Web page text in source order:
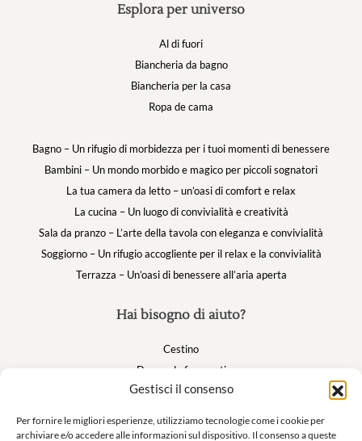
Gestisci il consenso
Per fornire le migliori esperienze, utilizziamo tecnologie come i cookie per
archiviare e/o accedere alle informazioni sul dispositivo. Il consenso a queste
Hai bisogno di aiuto?
Cestino
Domande frequenti
Il mio account
Esplora per universo
Al di fuori
Biancheria da bagno
Biancheria per la casa
Ropa de cama
Bagno – Un rifugio di morbidezza per i tuoi momenti di benessere
Bambini – Un mondo morbido e magico per piccoli sognatori
La tua camera da letto – un’oasi di comfort e relax
La cucina – Un luogo di convivialità e creatività
Sala da pranzo – L’arte della tavola con eleganza e convivialità
Soggiorno – Un rifugio accogliente per il relax e la convivialità
Terrazza – Un’oasi di benessere all’aria aperta